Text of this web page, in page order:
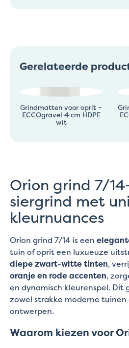
Gerelateerde
Grindmatten voor oprit –
ECCOgravel 4 cm HDPE
wit
Orion grind 7/
siergrind met
kleurnuances
Orion grind 7/14 is een
tuin of oprit een luxueuze
diepe zwart-witte tinten,
oranje en rode accenten,
en dynamisch kleurenspel. Dit
zowel strakke moderne tuinen
ontwerpen.
Waarom kiezen voor